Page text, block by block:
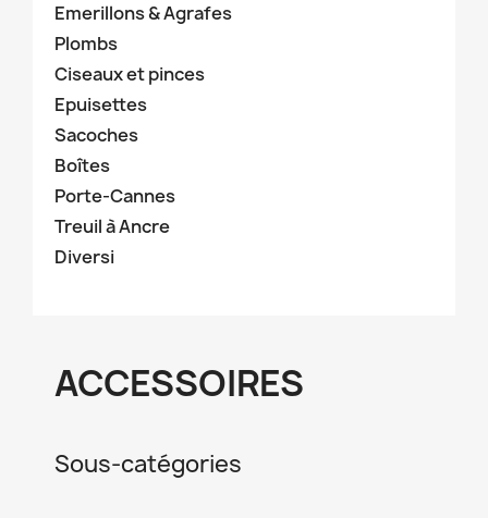
Emerillons & Agrafes
Plombs
Ciseaux et pinces
Epuisettes
Sacoches
Boîtes
Porte-Cannes
Treuil à Ancre
Diversi
ACCESSOIRES
Sous-catégories